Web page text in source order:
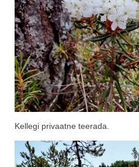
Kellegi privaatne teerada.